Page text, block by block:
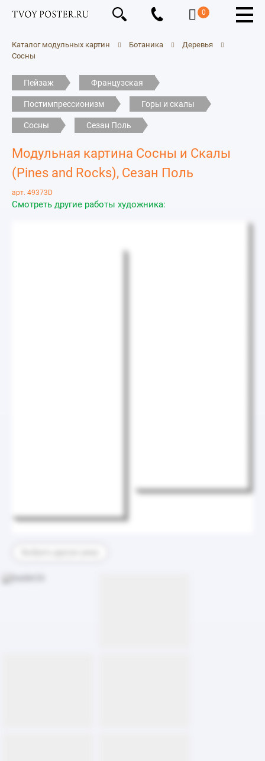
0
Каталог модульных картин Ботаника
Деревья
Сосны
Пейзаж Французская
Постимпрессионизм Горы и скалы
Сосны Сезан Поль
Модульная картина Сосны и Скалы
(Pines and Rocks), Сезан Поль
арт. 49373D
Смотреть другие работы художника: